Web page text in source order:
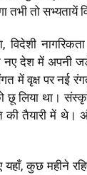
तभी तो सभ्यतायें
विदेशी
नए देश में अपनी
में वृक्ष पर नई
छू लिया था।
की तैयारी में थे।
कुछ महीने